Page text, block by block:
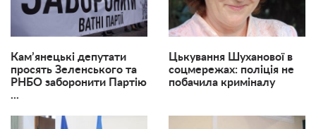
Кам’янецькі депутати
просять Зеленського та
РНБО заборонити Партію
...
Цькування Шуханової в
соцмережах: поліція не
побачила криміналу